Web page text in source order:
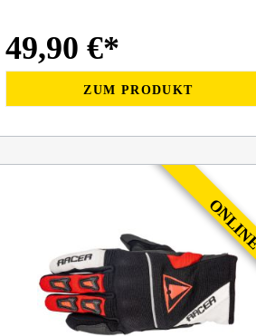
49,90 €*
ZUM PRODUKT